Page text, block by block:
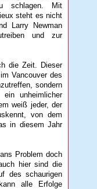
schlagen. Mit
steht es nicht
Larry Newman
und zur
die Zeit. Dieser
Vancouver des
sondern
ein unheimlicher
weiß jeder, der
von dem
in diesem Jahr
Problem doch
hier sind die
des schaurigen
alle Erfolge